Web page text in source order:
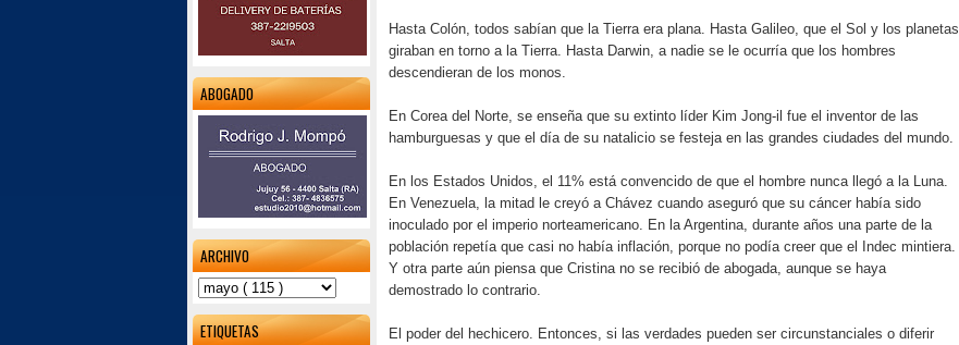
Hasta Colón, todos sabían que la Tierra era plana. Hasta Galileo, que el Sol y los planetas
giraban en torno a la Tierra. Hasta Darwin, a nadie se le ocurría que los hombres
descendieran de los monos.
En Corea del Norte, se enseña que su extinto líder Kim Jong-il fue el inventor de las
hamburguesas y que el día de su natalicio se festeja en las grandes ciudades del mundo.
En los Estados Unidos, el 11% está convencido de que el hombre nunca llegó a la Luna.
En Venezuela, la mitad le creyó a Chávez cuando aseguró que su cáncer había sido
inoculado por el imperio norteamericano. En la Argentina, durante años una parte de la
población repetía que casi no había inflación, porque no podía creer que el Indec mintiera.
Y otra parte aún piensa que Cristina no se recibió de abogada, aunque se haya
demostrado lo contrario.
El poder del hechicero. Entonces, si las verdades pueden ser circunstanciales o diferir
ABOGADO
ARCHIVO
ETIQUETAS